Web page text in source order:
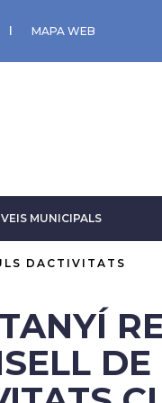
MAPA WEB
MUNICIPALS
DACTIVITATS